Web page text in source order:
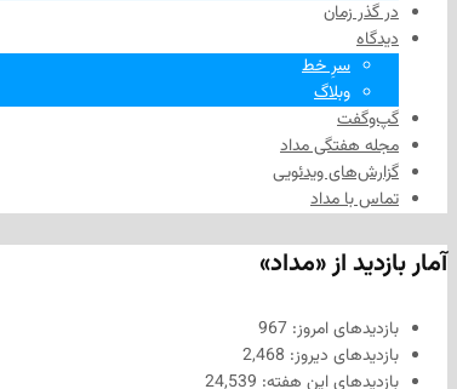
در گذر زمان
دیدگاه
سرِ خط
وبلاگ
گپ‌وگفت
مجله هفتگی مداد
گزارش‌های ویدئویی
تماس با مداد
آمار بازدید از «مداد»
بازدیدهای امروز: 967
بازدیدهای دیروز: 2,468
بازدیدهای این هفته: 24,539